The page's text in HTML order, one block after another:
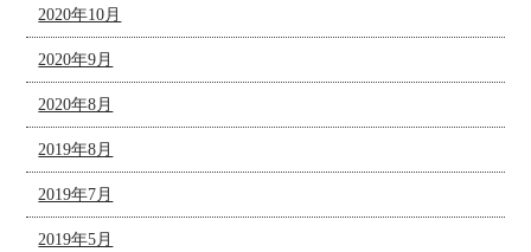
2020年10月
2020年9月
2020年8月
2019年8月
2019年7月
2019年5月